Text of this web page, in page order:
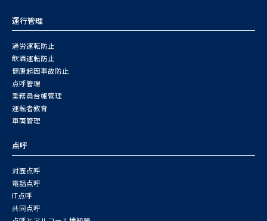
運行管理
過労運転防止
飲酒運転防止
健康起因事故防止
点呼管理
乗務員台帳管理
運転者教育
車両管理
点呼
対面点呼
電話点呼
IT点呼
共同点呼